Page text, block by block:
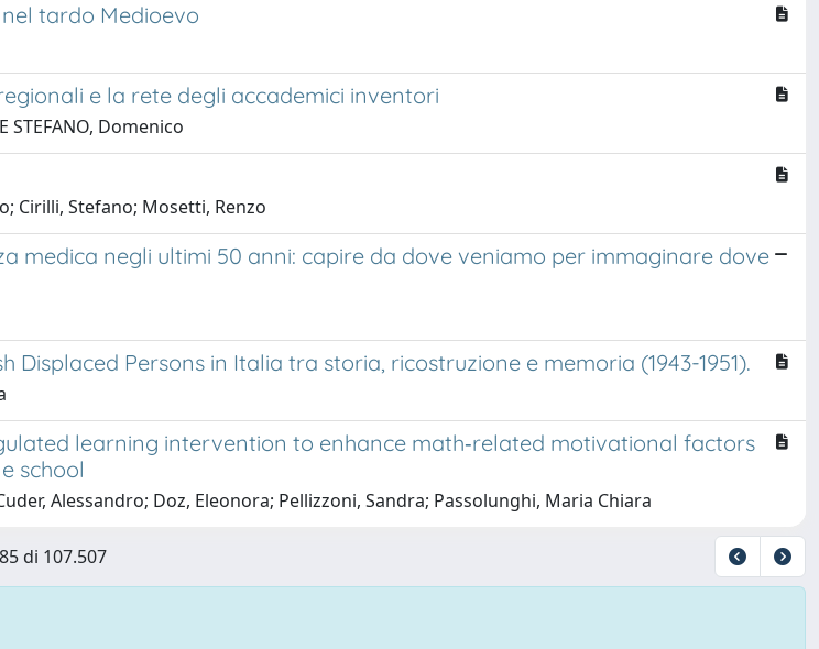
tardo Medioevo
e la rete degli accademici inventori
STEFANO, Domenico
Cirilli, Stefano; Mosetti, Renzo
medica negli ultimi 50 anni: capire da dove veniamo per immaginare dove
Displaced Persons in Italia tra storia, ricostruzione e memoria (1943-1951).
learning intervention to enhance math‐related motivational factors
school
Alessandro; Doz, Eleonora; Pellizzoni, Sandra; Passolunghi, Maria Chiara
di 107.507